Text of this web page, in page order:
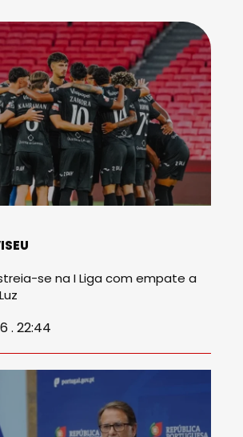
se na I Liga com empate a
. 22:44